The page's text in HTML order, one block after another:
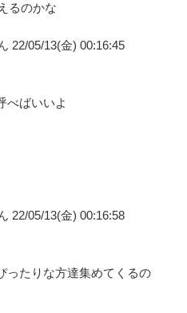
るのかな
22/05/13(金) 00:16:45
べばいいよ
22/05/13(金) 00:16:58
ったりな方達集めてくるの